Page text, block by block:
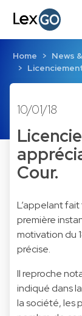
Home
News
10/01/18
Cour.
L’appelant
première
motivation du
précise.
Il reproche
indiqué dans
la société, les